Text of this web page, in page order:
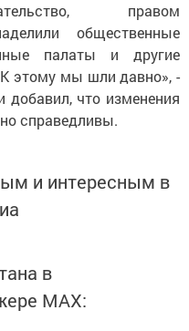
правом
общественные
палаты и другие
этому мы шли давно», -
добавил, что изменения
справедливы.
и интересным в
в
MАХ: